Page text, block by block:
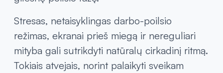
Stresas, netaisyklingas darbo-poilsio
režimas, ekranai prieš miegą ir nereguliari
mityba gali sutrikdyti natūralų cirkadinį ritmą.
Tokiais atvejais, norint palaikyti sveikam